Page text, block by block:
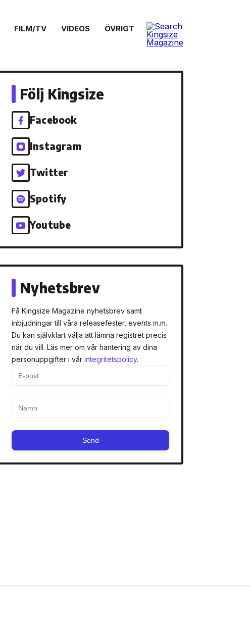
FILM/TV VIDEOS ÖVRIGT
Följ Kingsize
Facebook
Instagram
Twitter
Spotify
Youtube
Nyhetsbrev
Få Kingsize Magazine nyhetsbrev samt
inbjudningar till våra releasefester, events m.m.
Du kan självklart välja att lämna registret precis
när du vill. Läs mer om vår hantering av dina
personuppgifter i vår integritetspolicy.
Send